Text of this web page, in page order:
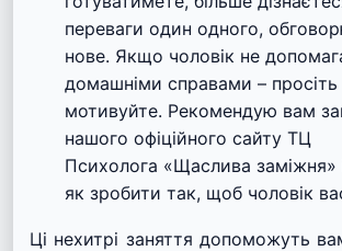
переваги один одного,
нове. Якщо чоловік не
домашніми справами –
мотивуйте. Рекомендую вам
нашого офіційного сайту ТЦ
Психолога «Щаслива заміжня»
як зробити так, щоб чоловік
Ці нехитрі заняття допоможуть